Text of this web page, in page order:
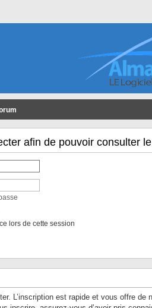
afin de pouvoir consulter
lors de cette session
L’inscription est rapide et vous offre